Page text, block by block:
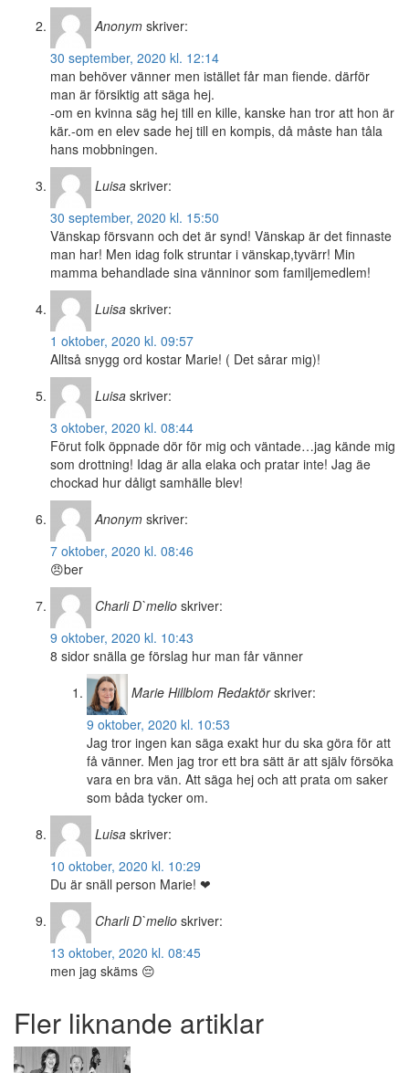
Anonym skriver:
30 september, 2020 kl. 12:14
man behöver vänner men istället får man fiende. därför
man är försiktig att säga hej.
-om en kvinna säg hej till en kille, kanske han tror att hon är
kär.-om en elev sade hej till en kompis, då måste han tåla
hans mobbningen.
Luisa skriver:
30 september, 2020 kl. 15:50
Vänskap försvann och det är synd! Vänskap är det finnaste
man har! Men idag folk struntar i vänskap,tyvärr! Min
mamma behandlade sina vänninor som familjemedlem!
Luisa skriver:
1 oktober, 2020 kl. 09:57
Alltså snygg ord kostar Marie! ( Det sårar mig)!
Luisa skriver:
3 oktober, 2020 kl. 08:44
Förut folk öppnade dör för mig och väntade…jag kände mig
som drottning! Idag är alla elaka och pratar inte! Jag äe
chockad hur dåligt samhälle blev!
Anonym skriver:
7 oktober, 2020 kl. 08:46
😠ber
Charli D`melio skriver:
9 oktober, 2020 kl. 10:43
8 sidor snälla ge förslag hur man får vänner
Marie Hillblom Redaktör skriver:
9 oktober, 2020 kl. 10:53
Jag tror ingen kan säga exakt hur du ska göra för att
få vänner. Men jag tror ett bra sätt är att själv försöka
vara en bra vän. Att säga hej och att prata om saker
som båda tycker om.
Luisa skriver:
10 oktober, 2020 kl. 10:29
Du är snäll person Marie! ❤
Charli D`melio skriver:
13 oktober, 2020 kl. 08:45
men jag skäms 😔
Fler liknande artiklar